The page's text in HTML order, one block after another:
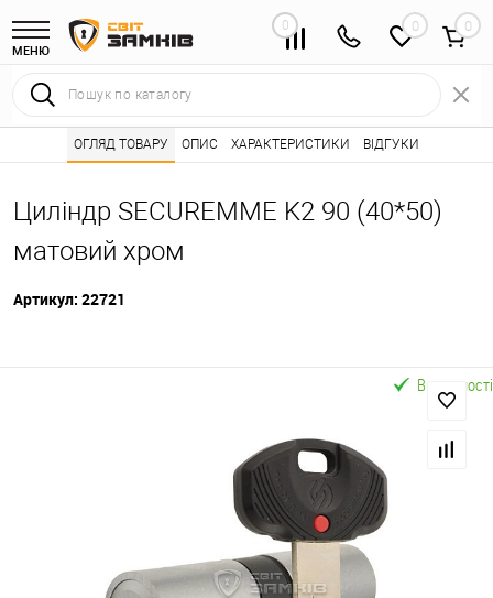
МЕНЮ
0 0
Інтернет магазин замків • Каталог товарів ⭐ Серцевини
Циліндр SECUREMME K2 90 (40*50)
матовий хром
Артикул: 22721
ОГЛЯД ТОВАРУ ОПИС ХАРАКТЕРИСТИКИ ВІДГУКИ
В наявності